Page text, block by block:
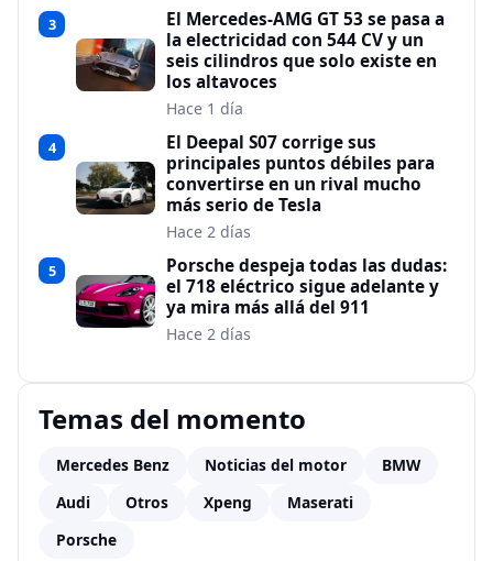
3
El Mercedes-AMG GT 53 se pasa a
la electricidad con 544 CV y un
seis cilindros que solo existe en
los altavoces
Hace 1 día
4
El Deepal S07 corrige sus
principales puntos débiles para
convertirse en un rival mucho
más serio de Tesla
Hace 2 días
5
Porsche despeja todas las dudas:
el 718 eléctrico sigue adelante y
ya mira más allá del 911
Hace 2 días
Temas del momento
Mercedes Benz Noticias del motor
BMW
Audi
Otros Xpeng
Maserati
Porsche